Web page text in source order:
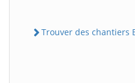
Trouver des chantiers